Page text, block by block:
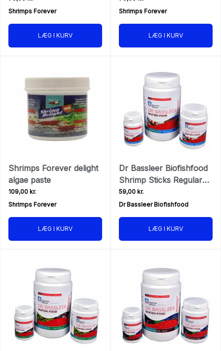
Shrimps Forever
LÆG I KURV
Shrimps Forever
LÆG I KURV
Shrimps Forever delight
algae paste
109,00 kr.
Shrimps Forever
LÆG I KURV
Dr Bassleer Biofishfood
Shrimp Sticks Regular
60g
59,00 kr.
Dr Bassleer Biofishfood
LÆG I KURV